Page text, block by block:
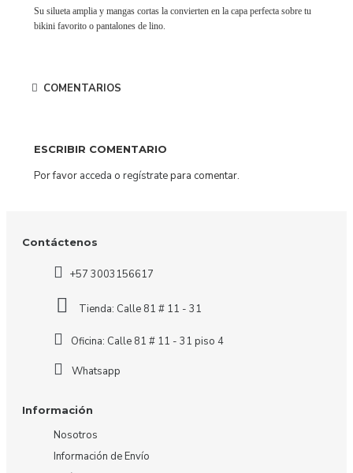
Su silueta amplia y mangas cortas la convierten en la capa perfecta sobre tu
bikini favorito o pantalones de lino.
COMENTARIOS
ESCRIBIR COMENTARIO
Por favor acceda o regístratepara comentar.
Contáctenos
+57 3003156617
Tienda: Calle 81 # 11 - 31
Oficina: Calle 81 # 11 - 31 piso 4
Whatsapp
Información
Nosotros
Información de Envío